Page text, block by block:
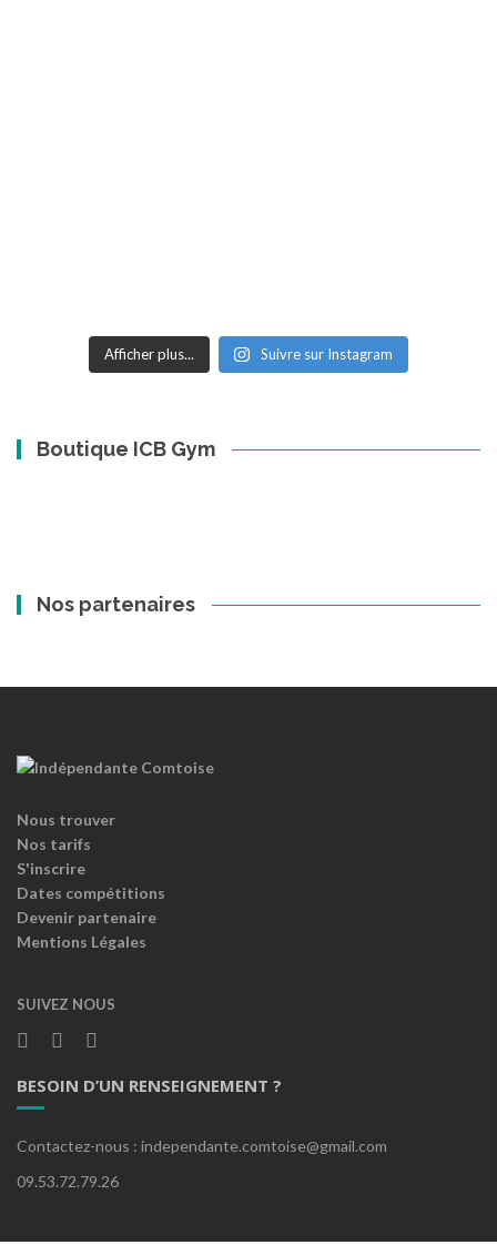
Afficher plus... Suivre sur Instagram
Boutique ICB Gym
Nos partenaires
Nous trouver
Nos tarifs
S'inscrire
Dates compétitions
Devenir partenaire
Mentions Légales
SUIVEZ NOUS
BESOIN D’UN RENSEIGNEMENT ?
Contactez-nous : independante.comtoise@gmail.com
09.53.72.79.26